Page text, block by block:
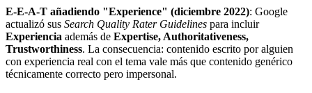
E-E-A-T añadiendo "Experience" (diciembre 2022): Google
actualizó sus Search Quality Rater Guidelines para incluir
Experiencia además de Expertise, Authoritativeness,
Trustworthiness. La consecuencia: contenido escrito por alguien
con experiencia real con el tema vale más que contenido genérico
técnicamente correcto pero impersonal.